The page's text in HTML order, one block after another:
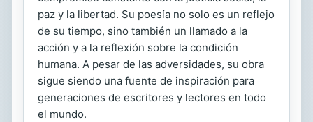
paz y la libertad. Su poesía no solo es un reflejo
de su tiempo, sino también un llamado a la
acción y a la reflexión sobre la condición
humana. A pesar de las adversidades, su obra
sigue siendo una fuente de inspiración para
generaciones de escritores y lectores en todo
el mundo.